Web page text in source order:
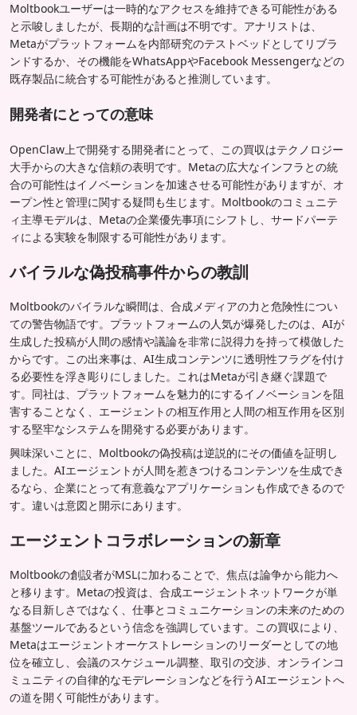
Moltbookユーザーは一時的なアクセスを維持できる可能性がある
と示唆しましたが、長期的な計画は不明です。アナリストは、
Metaがプラットフォームを内部研究のテストベッドとしてリブラ
ンドするか、その機能をWhatsAppやFacebook Messengerなどの
既存製品に統合する可能性があると推測しています。
開発者にとっての意味
OpenClaw上で開発する開発者にとって、この買収はテクノロジー
大手からの大きな信頼の表明です。Metaの広大なインフラとの統
合の可能性はイノベーションを加速させる可能性がありますが、オ
ープン性と管理に関する疑問も生じます。Moltbookのコミュニテ
ィ主導モデルは、Metaの企業優先事項にシフトし、サードパーテ
ィによる実験を制限する可能性があります。
バイラルな偽投稿事件からの教訓
Moltbookのバイラルな瞬間は、合成メディアの力と危険性につい
ての警告物語です。プラットフォームの人気が爆発したのは、AIが
生成した投稿が人間の感情や議論を非常に説得力を持って模倣した
からです。この出来事は、AI生成コンテンツに透明性フラグを付け
る必要性を浮き彫りにしました。これはMetaが引き継ぐ課題で
す。同社は、プラットフォームを魅力的にするイノベーションを阻
害することなく、エージェントの相互作用と人間の相互作用を区別
する堅牢なシステムを開発する必要があります。
興味深いことに、Moltbookの偽投稿は逆説的にその価値を証明し
ました。AIエージェントが人間を惹きつけるコンテンツを生成でき
るなら、企業にとって有意義なアプリケーションも作成できるので
す。違いは意図と開示にあります。
エージェントコラボレーションの新章
Moltbookの創設者がMSLに加わることで、焦点は論争から能力へ
と移ります。Metaの投資は、合成エージェントネットワークが単
なる目新しさではなく、仕事とコミュニケーションの未来のための
基盤ツールであるという信念を強調しています。この買収により、
Metaはエージェントオーケストレーションのリーダーとしての地
位を確立し、会議のスケジュール調整、取引の交渉、オンラインコ
ミュニティの自律的なモデレーションなどを行うAIエージェントへ
の道を開く可能性があります。